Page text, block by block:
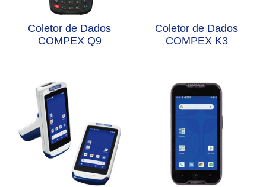
Coletor de Dados
COMPEX Q9
Coletor de Dados
COMPEX K3